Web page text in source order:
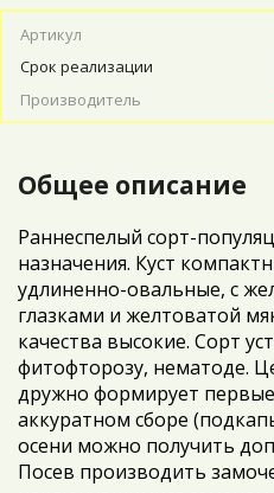
Артикул
Срок реализации
Производитель
Общее описание
Раннеспелый сорт-
назначения. Куст
удлиненно-овальные, с
глазками и желтоватой
качества высокие. Сорт
фитофторозу, нематоде.
дружно формирует
аккуратном сборе
осени можно получить
Посев производить